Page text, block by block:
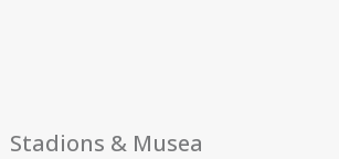
Stadions & Musea